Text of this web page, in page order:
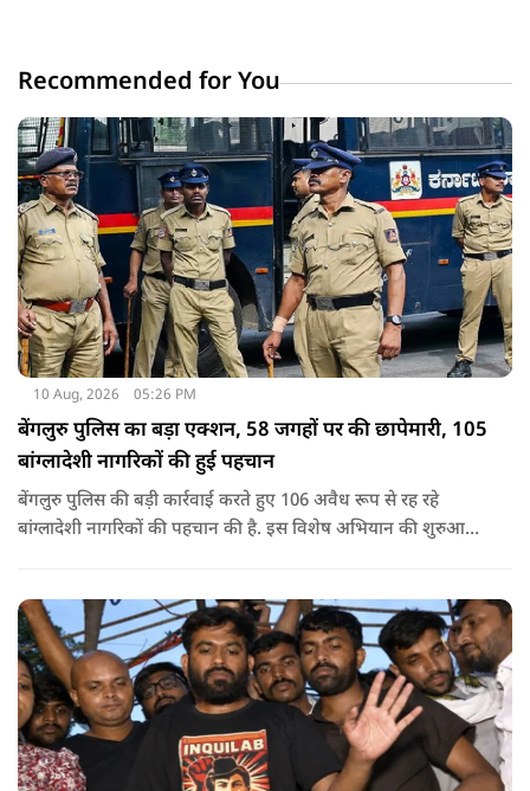
Recommended for You
10 Aug, 2026 05:26 PM
बेंगलुरु पुलिस का बड़ा एक्शन, 58 जगहों पर की छापेमारी, 105
बांग्लादेशी नागरिकों की हुई पहचान
बेंगलुरु पुलिस की बड़ी कार्रवाई करते हुए 106 अवैध रूप से रह रहे
बांग्लादेशी नागरिकों की पहचान की है. इस विशेष अभियान की शुरुआत